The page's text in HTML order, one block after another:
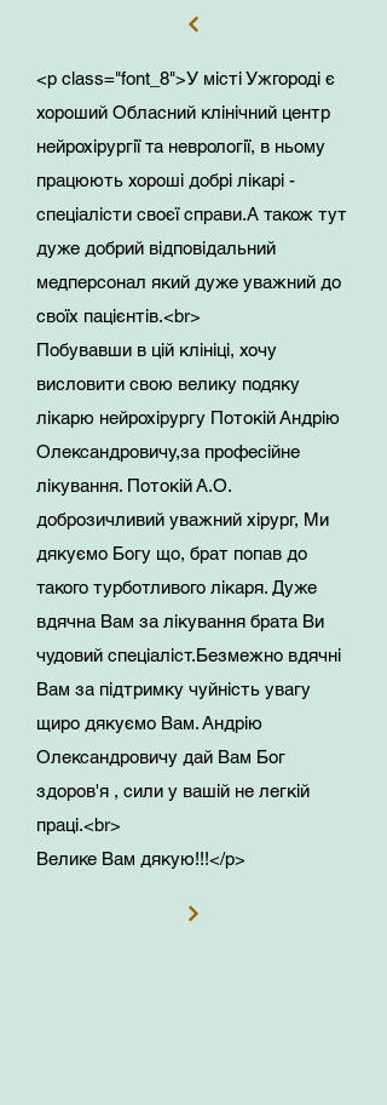
праці.
Велике Вам дякую!!!
рахується на хвилини.
Тут кожен день швидка
привозить пацієнтів.
Будьте добріше один до одного
Тарас Степанович лікар від Бога
Смоланко сильна людина, яка
зробила таку потужну команду
<p class="font_8">У місті Ужгороді є
хороший Обласний клінічний центр
нейрохірургії та неврології, в ньому
працюють хороші добрі лікарі -
спеціалісти своєї справи.А також тут
дуже добрий відповідальний
медперсонал який дуже уважний до
своїх пацієнтів.<br>
Побувавши в цій клініці, хочу
висловити свою велику подяку
лікарю нейрохірургу Потокій Андрію
Олександровичу,за професійне
лікування. Потокій А.О.
доброзичливий уважний хірург, Ми
дякуємо Богу що, брат попав до
такого турботливого лікаря. Дуже
вдячна Вам за лікування брата Ви
чудовий спеціаліст.Безмежно вдячні
Вам за підтримку чуйність увагу
щиро дякуємо Вам. Андрію
Олександровичу дай Вам Бог
здоров'я , сили у вашій не легкій
праці.<br>
Велике Вам дякую!!!</p>